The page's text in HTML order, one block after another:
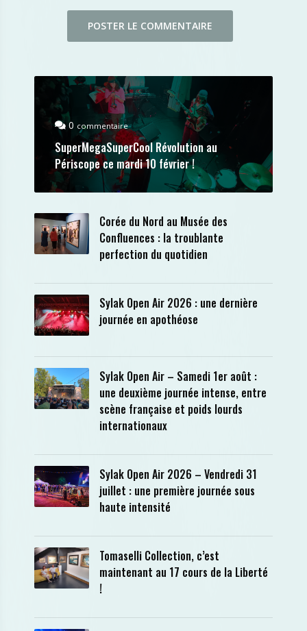
0 commentaire
SuperMegaSuperCool Révolution au
Périscope ce mardi 10 février !
Corée du Nord au Musée des
Confluences : la troublante
perfection du quotidien
Sylak Open Air 2026 : une dernière
journée en apothéose
Sylak Open Air – Samedi 1er août :
une deuxième journée intense, entre
scène française et poids lourds
internationaux
Sylak Open Air 2026 – Vendredi 31
juillet : une première journée sous
haute intensité
Tomaselli Collection, c’est
maintenant au 17 cours de la Liberté
!